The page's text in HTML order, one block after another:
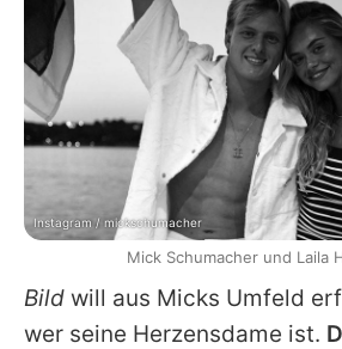
Bild will aus Micks Umfeld
wer seine Herzensdame ist.
Instagram / mickschumacher
Mick Schumacher und Laila